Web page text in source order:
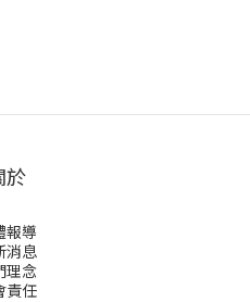
於
報導
消息
理念
責任